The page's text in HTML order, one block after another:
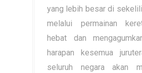
yang lebih besar di
melalui permainan
hebat dan
harapan kesemua
seluruh negara akan